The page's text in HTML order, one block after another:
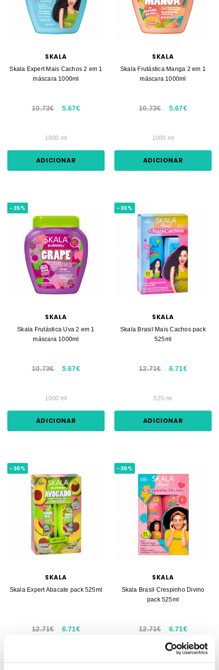
SKALA
Skala Expert Mais Cachos 2 em 1
máscara 1000ml
10.73€ 5.67€
1000 ml
ADICIONAR
SKALA
Skala Frutástica Manga 2 em 1
máscara 1000ml
10.73€ 5.67€
1000 ml
ADICIONAR
-35%
SKALA
Skala Frutástica Uva 2 em 1
máscara 1000ml
10.73€ 5.67€
1000 ml
ADICIONAR
-36%
SKALA
Skala Brasil Mais Cachos pack
525ml
12.71€ 6.71€
525 ml
ADICIONAR
-36%
SKALA
Skala Expert Abacate pack 525ml
12.71€ 6.71€
-36%
SKALA
Skala Brasil Crespinho Divino
pack 525ml
12.71€ 6.71€